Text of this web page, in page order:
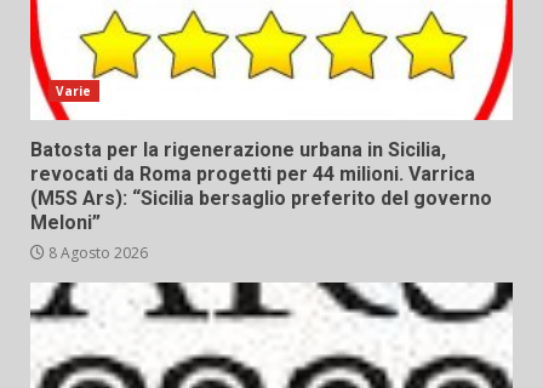
Varie
Batosta per la rigenerazione urbana in Sicilia,
revocati da Roma progetti per 44 milioni. Varrica
(M5S Ars): “Sicilia bersaglio preferito del governo
Meloni”
8 Agosto 2026